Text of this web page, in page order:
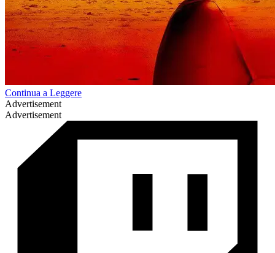
Continua a Leggere
Advertisement
Advertisement